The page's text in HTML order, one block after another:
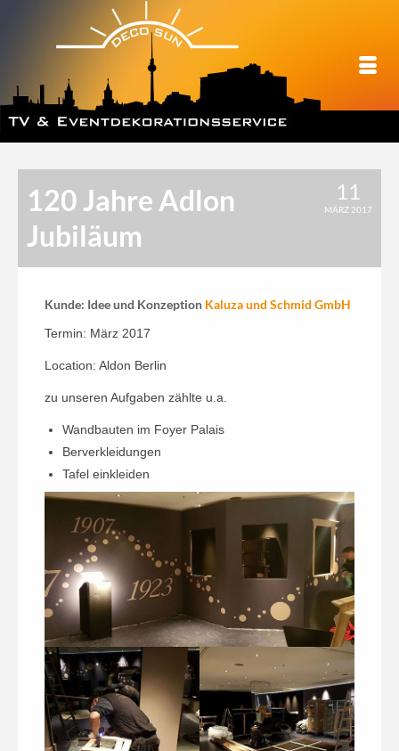
11
MÄRZ 2017
120 Jahre Adlon
Jubiläum
Kunde: Idee und Konzeption Kaluza und Schmid GmbH
Termin: März 2017
Location: Aldon Berlin
zu unseren Aufgaben zählte u.a.
Wandbauten im Foyer Palais
Berverkleidungen
Tafel einkleiden